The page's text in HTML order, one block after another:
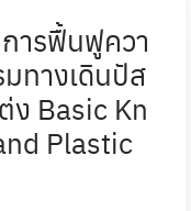
ารฟื้นฟูควา
ทางเดินปัส
ง Basic Kn
Plastic